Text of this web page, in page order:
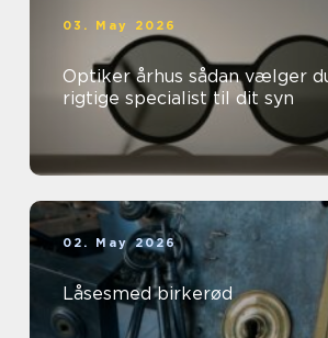
03. May 2026
Optiker århus sådan vælger du den
rigtige specialist til dit syn
02. May 2026
Låsesmed birkerød